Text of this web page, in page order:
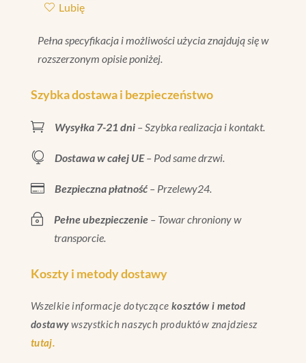
BEIGE
MATT
Lubię
Pełna specyfikacja i możliwości użycia znajdują się w
rozszerzonym opisie poniżej.
Szybka dostawa i bezpieczeństwo
 Wysyłka 7-21 dni– Szybka realizacja i kontakt.
 Dostawa w całej UE– Pod same drzwi.
 Bezpieczna płatność– Przelewy24.
~ Pełne ubezpieczenie– Towar chroniony w
transporcie.
Koszty i metody dostawy
Wszelkie informacje dotyczące kosztów i metod
dostawywszystkich naszych produktów znajdziesz
tutaj.